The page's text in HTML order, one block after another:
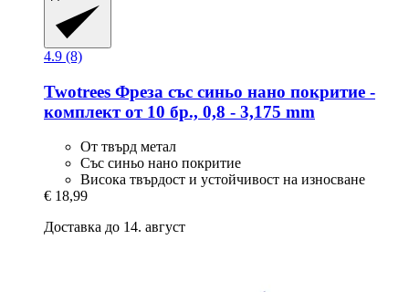
4.9 (8)
Twotrees Фреза със синьо нано покритие -​
комплект от 10 бр., 0,8 -​ 3,175 mm
От твърд метал
Със синьо нано покритие
Висока твърдост и устойчивост на износване
€ 18,99
Доставка до 14. август